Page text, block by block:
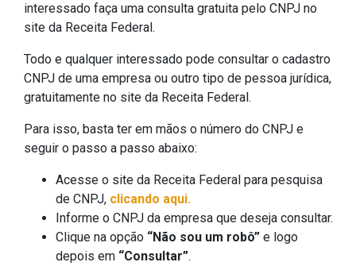
interessado faça uma consulta gratuita pelo CNPJ no
site da Receita Federal.
Todo e qualquer interessado pode consultar o cadastro
CNPJ de uma empresa ou outro tipo de pessoa jurídica,
gratuitamente no site da Receita Federal.
Para isso, basta ter em mãos o número do CNPJ e
seguir o passo a passo abaixo:
Acesse o site da Receita Federal para pesquisa
de CNPJ, clicando aqui.
Informe o CNPJ da empresa que deseja consultar.
Clique na opção “Não sou um robô” e logo
depois em “Consultar”.